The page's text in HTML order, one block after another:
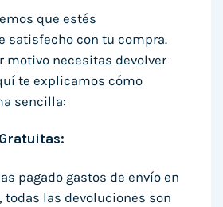
que estés
satisfecho con tu compra.
motivo necesitas devolver
te explicamos cómo
sencilla:
pagado gastos de envío en
todas las devoluciones son